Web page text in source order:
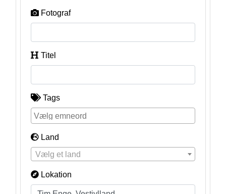
Fotograf
Titel
Tags
Land
Vælg et land
Lokation